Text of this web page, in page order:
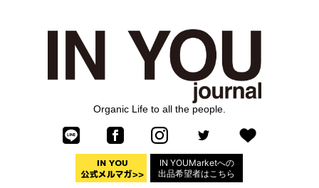
Organic Life to all the people.
IN YOUMarketへの
出品希望者はこちら